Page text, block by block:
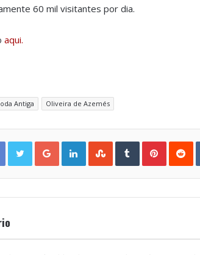
60 mil visitantes por dia.
aqui.
Antiga Oliveira de Azemés
Facebook Twitter Google+ LinkedIn StumbleUpon Tumblr Pinterest Reddit